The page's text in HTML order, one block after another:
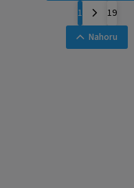
1
19
Nahoru